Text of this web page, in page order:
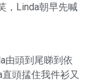
，Linda朝早先喊
由頭到尾睇到依
頭掹住我件衫又